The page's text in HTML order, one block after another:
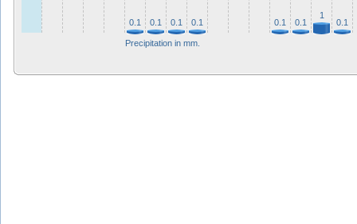
Precipitation in mm.
0.1 0.1 0.1 0.1 0.1 0.1
1
0.1